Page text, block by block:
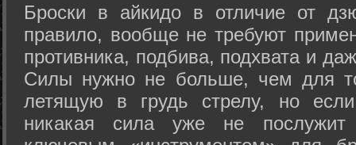
Броски в айкидо в отличие от
правило, вообще не требуют
противника, подбива, подхвата и
Силы нужно не больше, чем для
летящую в грудь стрелу, но
никакая сила уже не